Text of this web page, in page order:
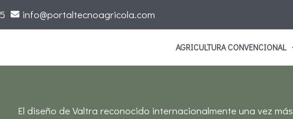
info@portaltecnoagricola.com
AGRICULTURA CONVENCIONAL
El diseño de Valtra reconocido internacionalmente una vez más